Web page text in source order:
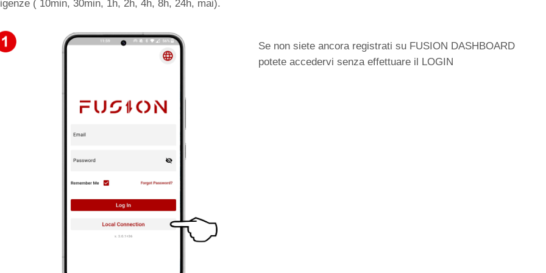
( 10min, 30min, 1h, 2h, 4h, 8h, 24h, mai).
Se non siete ancora registrati su FUSION DASHBOARD
potete accedervi senza effettuare il LOGIN